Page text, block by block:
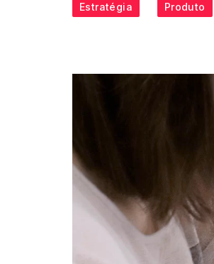
Estratégia Produto